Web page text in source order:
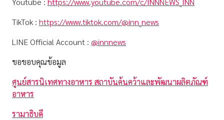
TikTok : https://www.tiktok.com/@inn_news
LINE Official Account : @innnews
ขอขอบคุณข้อมูล
ศูนย์สารนิเทศทางอาหาร สถาบันค้นคว้าและพัฒนาผลิตภัณฑ์
อาหาร
รามาธิบดี